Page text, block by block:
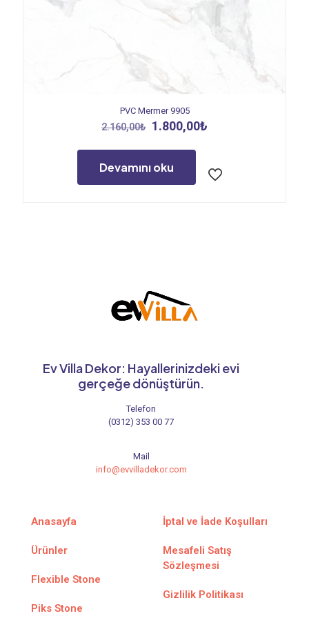
PVC Mermer 9905
2.160,00₺ Orijinal
2.160,00₺.
1.800,00₺
Devamını oku
Ev Villa Dekor: Hayallerinizdeki evi
gerçeğe dönüştürün.
Telefon
(0312) 353 00 77
Mail
info@evvilladekor.com
Anasayfa
Ürünler
Flexible Stone
Piks Stone
İptal ve İade Koşulları
Mesafeli Satış
Sözleşmesi
Gizlilik Politikası